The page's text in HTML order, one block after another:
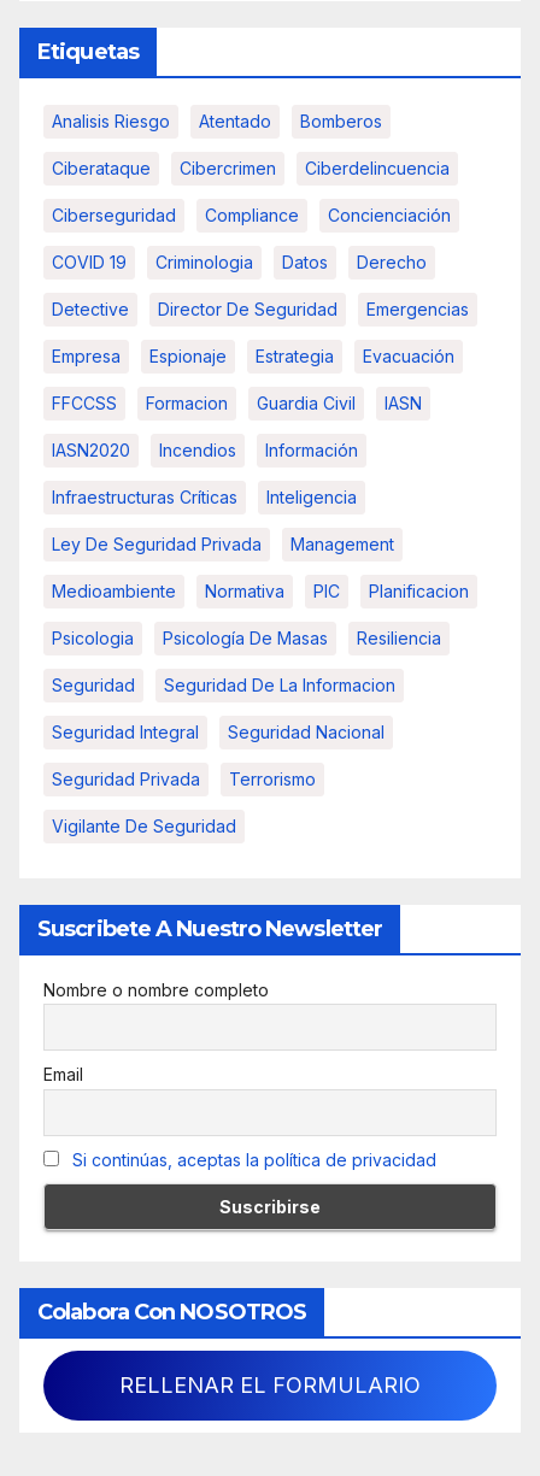
Etiquetas
Analisis Riesgo Atentado Bomberos
Ciberataque Cibercrimen Ciberdelincuencia
Ciberseguridad Compliance Concienciación
COVID 19 Criminologia Datos Derecho
Detective Director De Seguridad Emergencias
Empresa Espionaje Estrategia Evacuación
FFCCSS Formacion Guardia Civil IASN
IASN2020 Incendios Información
Infraestructuras Críticas Inteligencia
Ley De Seguridad Privada Management
Medioambiente Normativa PIC Planificacion
Psicologia Psicología De Masas Resiliencia
Seguridad Seguridad De La Informacion
Seguridad Integral Seguridad Nacional
Seguridad Privada Terrorismo
Vigilante De Seguridad
Suscribete A Nuestro Newsletter
Nombre o nombre completo
Email
Si continúas, aceptas la política de privacidad
Colabora Con NOSOTROS
RELLENAR EL FORMULARIO